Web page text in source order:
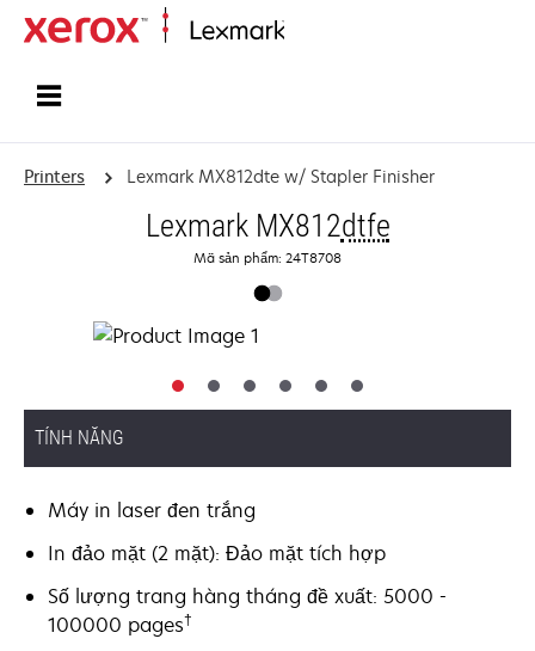
Printers Lexmark MX812dte w/ Stapler Finisher
Lexmark MX812dtfe
Mã sản phẩm: 24T8708
TÍNH NĂNG
Máy in laser đen trắng
In đảo mặt (2 mặt): Đảo mặt tích hợp
Số lượng trang hàng tháng đề xuất: 5000 -
100000 pages†